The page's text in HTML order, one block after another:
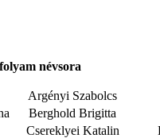
névsora
Argényi Szabolcs
Berghold Brigitta
Csereklyei Katalin